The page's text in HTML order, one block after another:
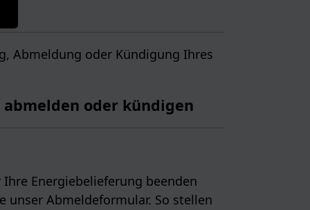
Abmeldung oder Kündigung Ihres
oder kündigen
Energiebelieferung beenden
unser Abmeldeformular. So stellen